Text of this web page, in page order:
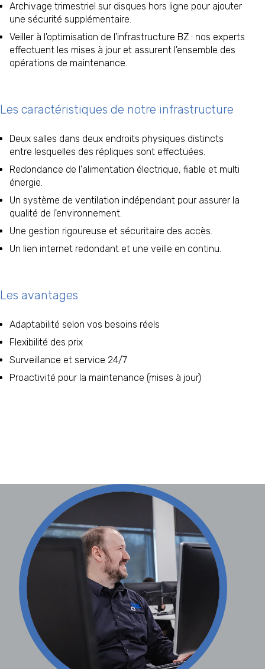
Archivage trimestriel sur disques hors ligne pour ajouter
une sécurité supplémentaire.
Veiller à l'optimisation de l'infrastructure BZ : nos experts
effectuent les mises à jour et assurent l'ensemble des
opérations de maintenance.
Les caractéristiques de notre infrastructure
Deux salles dans deux endroits physiques distincts
entre lesquelles des répliques sont effectuées.
Redondance de l'alimentation électrique, fiable et multi
énergie.
Un système de ventilation indépendant pour assurer la
qualité de l'environnement.
Une gestion rigoureuse et sécuritaire des accès.
Un lien internet redondant et une veille en continu.
Les avantages
Adaptabilité selon vos besoins réels
Flexibilité des prix
Surveillance et service 24/7
Proactivité pour la maintenance (mises à jour)